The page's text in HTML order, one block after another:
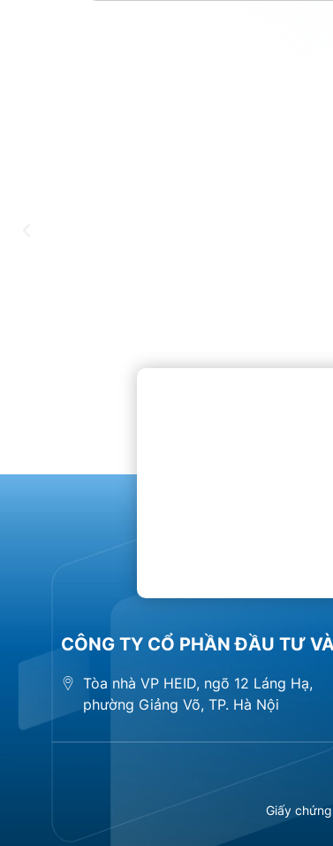
CÔNG TY CỔ PHẦN ĐẦU TƯ
Tòa nhà VP HEID, ngõ 12 Láng Hạ,
phường Giảng Võ, TP. Hà Nội
Giấy